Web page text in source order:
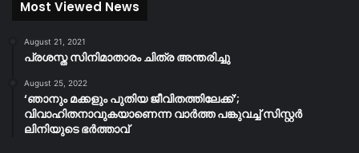
Most Viewed News
August 21, 2021
പ്രശസ്ത സിനിമാതാരം ചിത്ര അന്തരിച്ചു
August 25, 2022
‘ഞാനും മക്കളും പുതിയ ജീവിതത്തിലേക്ക്’;
വിവാഹിതനാവുകയാണെന്ന വാർത്ത പങ്കുവച്ച് സിസ്റ്റർ
ലിനിയുടെ ഭർത്താവ്